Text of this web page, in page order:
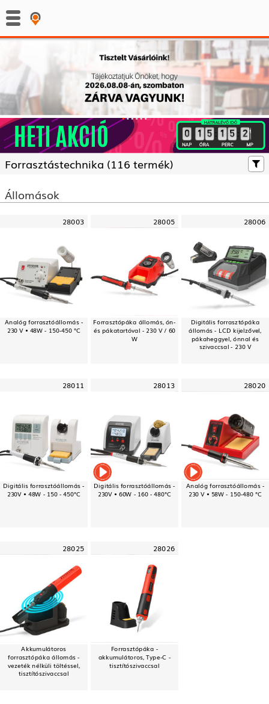
: :
Forrasztás­technika (116 termék)
Állomások
28003
Analóg forrasztóállomás -
230 V • 48W - 150-450 °C
28005
Forrasztópáka állomás, ón-
és pákatartóval - 230 V / 60
W
28006
Digitális forrasztópáka
állomás - LCD kijelzővel,
pákaheggyel, ónnal és
szivaccsal - 230 V
28011
Digitális forrasztóállomás -
230V • 48W - 150 - 450°C
28013
Digitális forrasztóállomás -
230V • 60W - 160 - 480°C
28020
Analóg forrasztóállomás -
230 V • 58W - 150-480 °C
28025
Akkumulátoros
forrasztópáka állomás -
vezeték nélküli töltéssel,
tisztítószivaccsal
28026
Forrasztópáka -
akkumulátoros, Type-C -
tisztítószivaccsal